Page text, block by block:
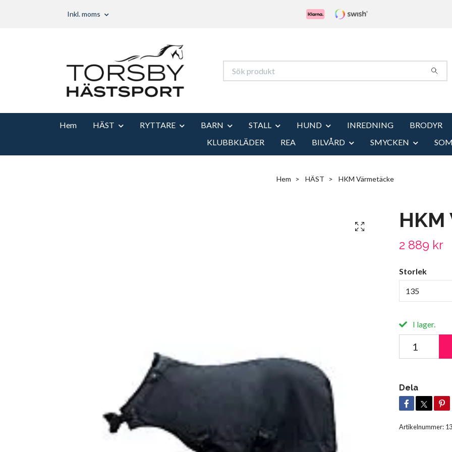
Inkl. moms
Hem HÄST RYTTARE BARN STALL HUND INREDNING BRODYR
KLUBBKLÄDER
REA BILVÅRD SMYCKEN
Hem HÄST HKM Värmetäcke
2 889 kr
Storlek
135
I lager.
Dela
Artikelnummer: